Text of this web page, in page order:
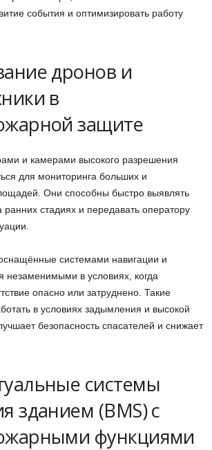
события и оптимизировать работу
дронов и
в
защите
и камерами высокого разрешения
для мониторинга больших и
Они способны быстро выявлять
ранних стадиях и передавать оператору
системами навигации и
незаменимыми в условиях, когда
опасно или затруднено. Такие
в условиях задымления и высокой
безопасность спасателей и снижает
системы
зданием (BMS) с
функциями